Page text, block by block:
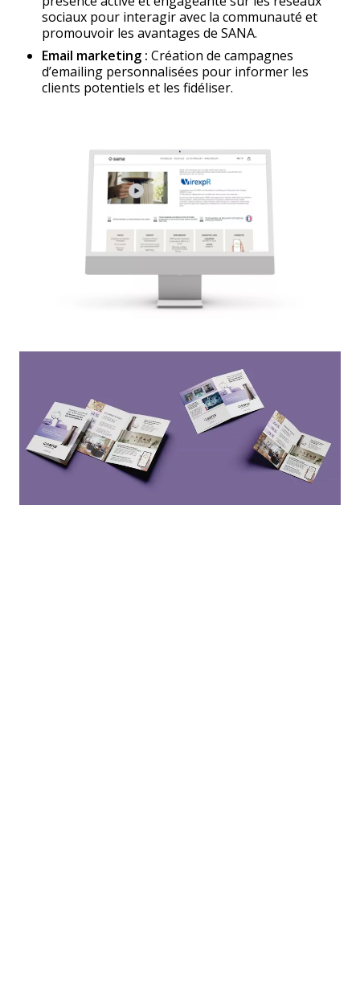
sociaux pour interagir avec la communauté et
promouvoir les avantages de SANA.
Email marketing : Création de campagnes
d’emailing personnalisées pour informer les
clients potentiels et les fidéliser.